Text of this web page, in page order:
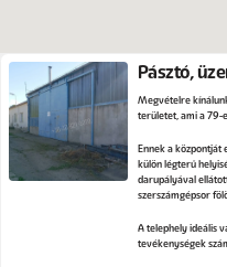
Pásztó,
Megvételre
területet, ami a 79-
Ennek a központját
külön légterű
darupályával
szerszámgépsor
A telephely ideális
tevékenységek